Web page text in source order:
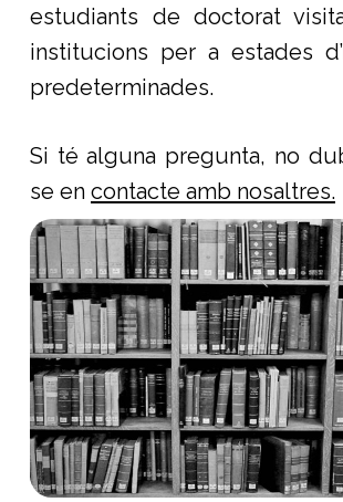
estudiants de doctorat
institucions per a estades
predeterminades.
Si té alguna pregunta, no
se encontacte amb nosaltres.